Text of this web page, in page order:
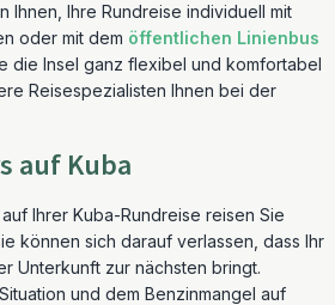
Ihnen, Ihre Rundreise individuell mit
oder mit dem öffentlichen Linienbus
die Insel ganz flexibel und komfortabel
Reisespezialisten Ihnen bei der
auf Kuba
auf Ihrer Kuba-Rundreise reisen Sie
können sich darauf verlassen, dass Ihr
Unterkunft zur nächsten bringt.
und dem Benzinmangel auf